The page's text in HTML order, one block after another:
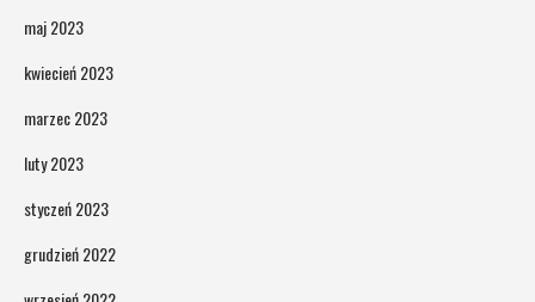
maj 2023
kwiecień 2023
marzec 2023
luty 2023
styczeń 2023
grudzień 2022